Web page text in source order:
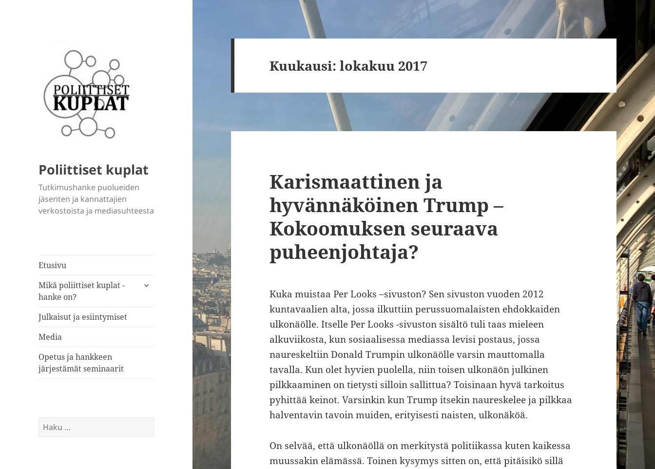
Poliittiset kuplat
Tutkimushanke puolueiden
jäsenten ja kannattajien
verkostoista ja mediasuhteesta
Etusivu
Mikä poliittiset kuplat -
hanke on?
näytä
Julkaisut ja esiintymiset
Media
Opetus ja hankkeen
järjestämät seminaarit
Haku:
Kuukausi:lokakuu 2017
Karismaattinen ja
hyvännäköinen Trump –
Kokoomuksen seuraava
puheenjohtaja?
Kuka muistaa Per Looks –sivuston? Sen sivuston vuoden 2012
kuntavaalien alta, jossa ilkuttiin perussuomalaisten ehdokkaiden
ulkonäölle. Itselle Per Looks -sivuston sisältö tuli taas mieleen
alkuviikosta, kun sosiaalisessa mediassa levisi postaus, jossa
naureskeltiin Donald Trumpin ulkonäölle varsin mauttomalla
tavalla. Kun olet hyvien puolella, niin toisen ulkonäön julkinen
pilkkaaminen on tietysti silloin sallittua? Toisinaan hyvä tarkoitus
pyhittää keinot. Varsinkin kun Trump itsekin naureskelee ja pilkkaa
halventavin tavoin muiden, erityisesti naisten, ulkonäköä.
On selvää, että ulkonäöllä on merkitystä politiikassa kuten kaikessa
muussakin elämässä. Toinen kysymys sitten on, että pitäisikö sillä